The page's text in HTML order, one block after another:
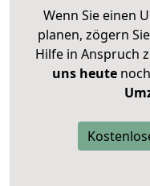
Wenn Sie einen
planen, zögern
Hilfe in Anspruch
uns heute